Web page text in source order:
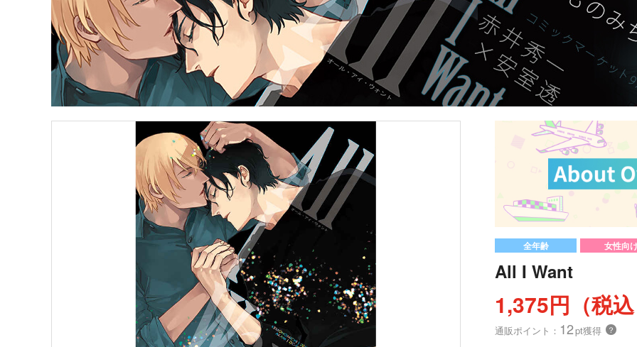
全年齢 女性向
All I Want
1,375円（税
通販ポイント： 12pt獲得 ？